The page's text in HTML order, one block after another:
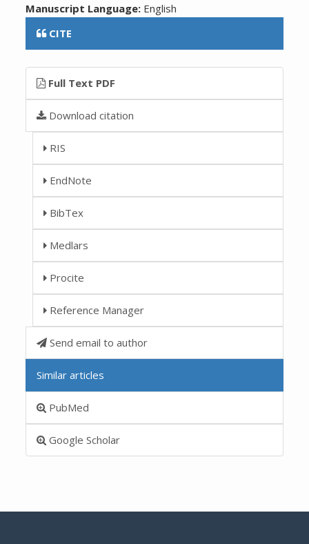
Manuscript Language: English
CITE
Full Text PDF
Download citation
RIS
EndNote
BibTex
Medlars
Procite
Reference Manager
Send email to author
Similar articles
PubMed
Google Scholar